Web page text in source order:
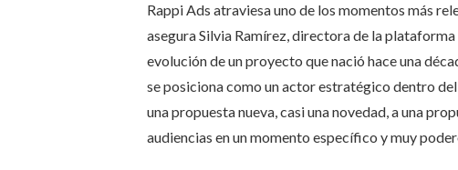
Rappi Ads atraviesa uno de los momentos más
asegura Silvia Ramírez, directora de la
evolución de un proyecto que nació hace una
se posiciona como un actor estratégico dentro
una propuesta nueva, casi una novedad, a una
audiencias en un momento específico y muy